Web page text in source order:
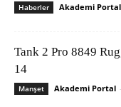
Haberler Akademi Portal
Tank 2 Pro 8849
14
Manşet Akademi Portal -